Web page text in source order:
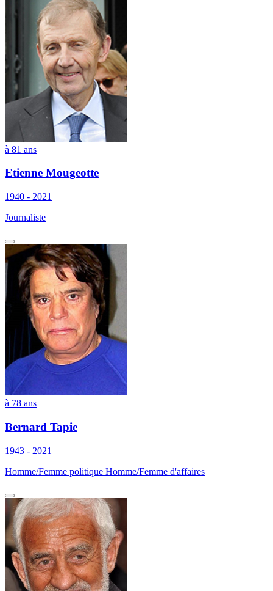
à 81 ans
Etienne Mougeotte
1940 - 2021
Journaliste
à 78 ans
Bernard Tapie
1943 - 2021
Homme/Femme politique Homme/Femme d'affaires